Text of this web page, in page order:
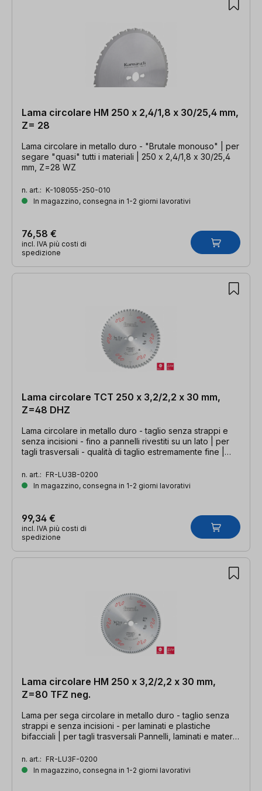
Lama circolare HM 250 x 2,4/1,8 x 30/25,4 mm,
Z= 28
Lama circolare in metallo duro - "Brutale monouso" | per
segare "quasi" tutti i materiali | 250 x 2,4/1,8 x 30/25,4
mm, Z=28 WZ
n. art.: K-108055-250-010
In magazzino, consegna in 1-2 giorni lavorativi
76,58 €
incl. IVA più costi di
spedizione
Lama circolare TCT 250 x 3,2/2,2 x 30 mm,
Z=48 DHZ
Lama circolare in metallo duro - taglio senza strappi e
senza incisioni - fino a pannelli rivestiti su un lato | per
tagli trasversali - qualità di taglio estremamente fine |
n. art.: FR-LU3B-0200
In magazzino, consegna in 1-2 giorni lavorativi
99,34 €
incl. IVA più costi di
spedizione
Lama circolare HM 250 x 3,2/2,2 x 30 mm,
Z=80 TFZ neg.
Lama per sega circolare in metallo duro - taglio senza
strappi e senza incisioni - per laminati e plastiche
bifacciali | per tagli trasversali Pannelli, laminati e materie
estremamente fine | 250 x 3,2/2,2 x 30 mm, Z=80 TFZ
neg.
n. art.: FR-LU3F-0200
In magazzino, consegna in 1-2 giorni lavorativi